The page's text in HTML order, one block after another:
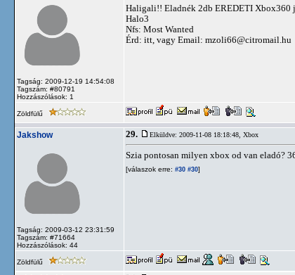
Tagság: 2009-12-19 14:54:08
Tagszám: #80791
Hozzászólások: 1
Haligali!! Eladnék 2db EREDETI Xbox360
Halo3
Nfs: Most Wanted
Érd: itt, vagy Email: mzoli66@citromail.hu
Zöldfülű
Jakshow
Tagság: 2009-03-12 23:31:59
Tagszám: #71664
Hozzászólások: 44
29. Elküldve: 2009-11-08 18:18:48, Xbox
Szia pontosan milyen xbox od van eladó?
[válaszok erre: #30 #30]
Zöldfülű